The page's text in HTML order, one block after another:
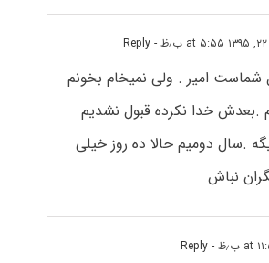
- Reply
شماست امیر . ولی نمیخام بخونم
.بعدش خدا نکرده قبول نشدیم
.سال دومیم حالا ده روز خیلی
نباش
- Reply